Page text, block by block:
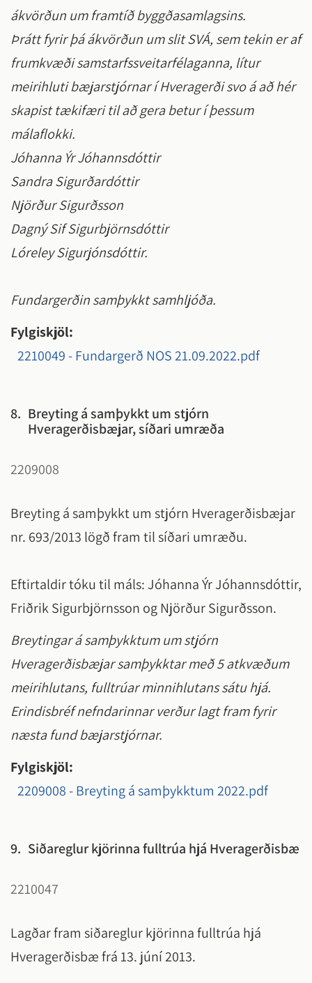
ákvörðun um framtíð byggðasamlagsins.
Þrátt fyrir þá ákvörðun um slit SVÁ, sem tekin er af
frumkvæði samstarfssveitarfélaganna, lítur
meirihluti bæjarstjórnar í Hveragerði svo á að hér
skapist tækifæri til að gera betur í þessum
málaflokki.
Jóhanna Ýr Jóhannsdóttir
Sandra Sigurðardóttir
Njörður Sigurðsson
Dagný Sif Sigurbjörnsdóttir
Lóreley Sigurjónsdóttir.
Fundargerðin samþykkt samhljóða.
Fylgiskjöl:
2210049 - Fundargerð NOS 21.09.2022.pdf
8. Breyting á samþykkt um stjórn
Hveragerðisbæjar, síðari umræða
2209008
Breyting á samþykkt um stjórn Hveragerðisbæjar
nr. 693/2013 lögð fram til síðari umræðu.
Eftirtaldir tóku til máls: Jóhanna Ýr Jóhannsdóttir,
Friðrik Sigurbjörnsson og Njörður Sigurðsson.
Breytingar á samþykktum um stjórn
Hveragerðisbæjar samþykktar með 5 atkvæðum
meirihlutans, fulltrúar minnihlutans sátu hjá.
Erindisbréf nefndarinnar verður lagt fram fyrir
næsta fund bæjarstjórnar.
Fylgiskjöl:
2209008 - Breyting á samþykktum 2022.pdf
9. Siðareglur kjörinna fulltrúa hjá Hveragerðisbæ
2210047
Lagðar fram siðareglur kjörinna fulltrúa hjá
Hveragerðisbæ frá 13. júní 2013.